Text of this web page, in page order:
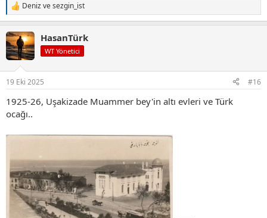
T
e
k
i
l
:
Denizvesezgin_ist
HasanTürk
WT Yönetici
19 Eki 2025 #16
1925-26, Uşakizade Muammer bey'in altı evleri ve Türk
ocağı..